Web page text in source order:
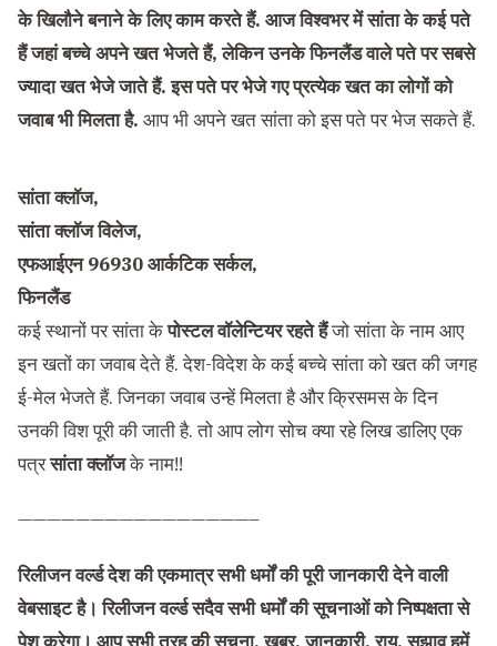
के ‍खिलौने बनाने के लिए काम करते हैं. आज विश्वभर में सांता के कई पते
हैं जहां बच्चे अपने खत भेजते हैं, लेकिन उनके फिनलैंड वाले पते पर सबसे
ज्यादा खत भेजे जाते हैं.इस पते पर भेजे गए प्रत्येक खत का लोगों को
जवाब भी मिलता है. आप भी अपने खत सांता को इस पते पर भेज सकते हैं.
सांता क्लॉज,
सांता क्लॉज विलेज,
एफआईएन 96930 आर्कटिक सर्कल,
फिनलैंड
कई स्थानों पर सांता केपोस्टल वॉलेन्टियर रहते हैंजो सांता के नाम आए
इन खतों का जवाब देते हैं. देश-विदेश के कई बच्चे सांता को खत की जगह
ई-मेल भेजते हैं. जिनका जवाब उन्हें मिलता है और क्रिसमस के दिन
उनकी विश पूरी की जाती है. तो आप लोग सोच क्या रहे लिख डालिए एक
पत्रसांता क्लॉजके नाम!!
————————————————–
रिलीजन वर्ल्ड देश की एकमात्र सभी धर्मों की पूरी जानकारी देने वाली
वेबसाइट है। रिलीजन वर्ल्ड सदैव सभी धर्मों की सूचनाओं को निष्पक्षता से
पेश करेगा। आप सभी तरह की सूचना, खबर, जानकारी, राय, सुझाव हमें